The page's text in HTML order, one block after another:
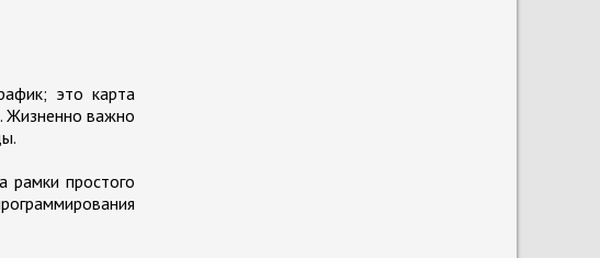
это карта
Жизненно важно
рамки простого